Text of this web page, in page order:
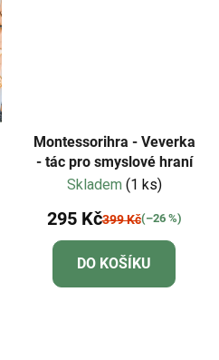
Montessorihra - Veverka
- tác pro smyslové hraní
Skladem (1 ks)
295 Kč399 Kč(–26 %)
DO KOŠÍKU